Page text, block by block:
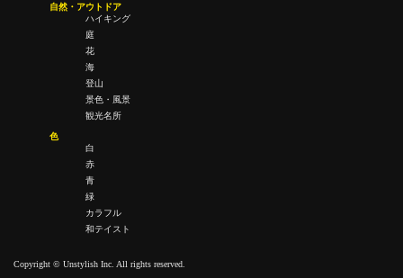
自然・アウトドア
ハイキング
庭
花
海
登山
景色・風景
観光名所
色
白
赤
青
緑
カラフル
和テイスト
Copyright © Unstylish Inc. All rights reserved.